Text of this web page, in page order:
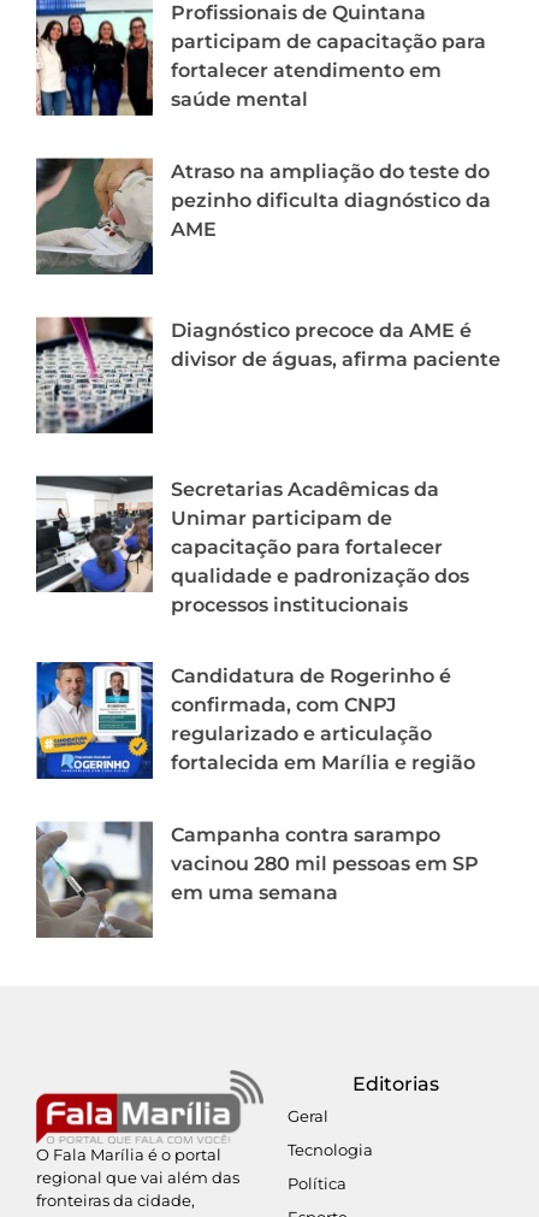
Profissionais de Quintana
participam de capacitação para
fortalecer atendimento em
saúde mental
Atraso na ampliação do teste do
pezinho dificulta diagnóstico da
AME
Diagnóstico precoce da AME é
divisor de águas, afirma paciente
Secretarias Acadêmicas da
Unimar participam de
capacitação para fortalecer
qualidade e padronização dos
processos institucionais
Candidatura de Rogerinho é
confirmada, com CNPJ
regularizado e articulação
fortalecida em Marília e região
Campanha contra sarampo
vacinou 280 mil pessoas em SP
em uma semana
O Fala Marília é o portal
regional que vai além das
fronteiras da cidade,
Editorias
Geral
Tecnologia
Política